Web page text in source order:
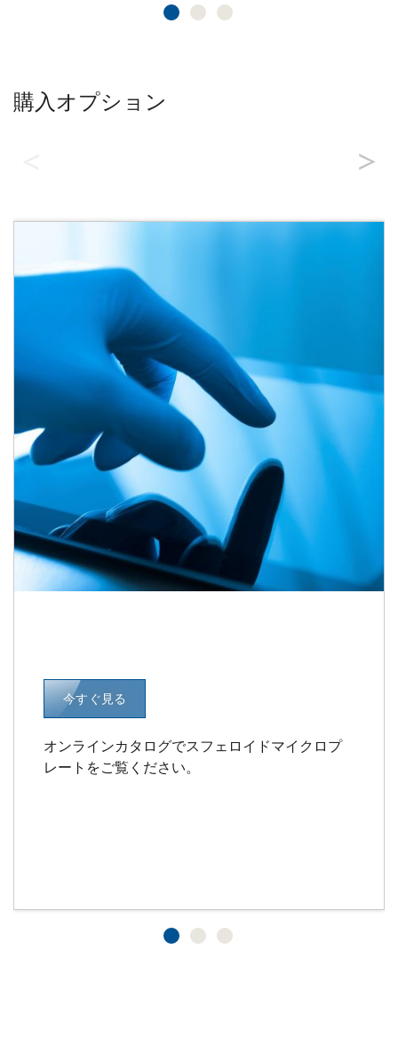
購入オプション
今すぐ見る
オンラインカタログでスフェロイドマイクロプ
レートをご覧ください。